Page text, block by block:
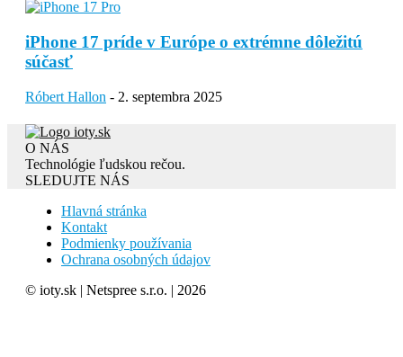
iPhone 17 príde v Európe o extrémne dôležitú
súčasť
Róbert Hallon - 2. septembra 2025
O NÁS
Technológie ľudskou rečou.
SLEDUJTE NÁS
Hlavná stránka
Kontakt
Podmienky používania
Ochrana osobných údajov
© ioty.sk | Netspree s.r.o. | 2026